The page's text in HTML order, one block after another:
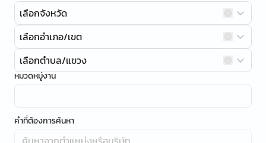
เลือกจังหวัด
เลือกอำเภอ/เขต
เลือกตำบล/แขวง
หมวดหมู่งาน
คำที่ต้องการค้นหา